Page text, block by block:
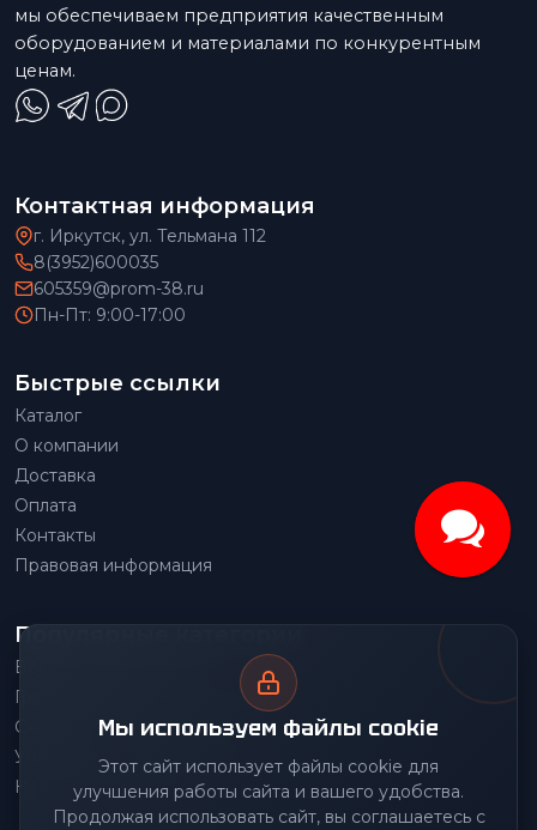
Мы используем файлы cookie
Этот сайт использует файлы cookie для
улучшения работы сайта и вашего удобства.
Продолжая использовать сайт, вы соглашаетесь с
мы обеспечиваем предприятия качественным
оборудованием и материалами по конкурентным
ценам.
Контактная информация
г. Иркутск, ул. Тельмана 112
8(3952)600035
605359@prom-38.ru
Пн-Пт: 9:00-17:00
Быстрые ссылки
Каталог
О компании
Доставка
Оплата
Контакты
Правовая информация
Популярные категории
Весовое оборудование
Грузоподъемное оборудование
Складское оборудование
Упаковочное оборудование
Наше производство